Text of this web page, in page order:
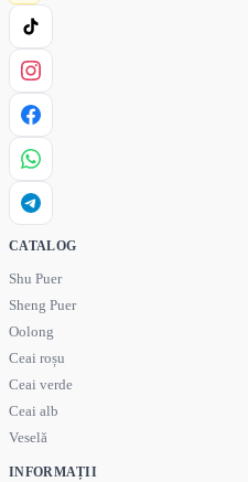
CATALOG
Shu Puer
Sheng Puer
Oolong
Ceai roșu
Ceai verde
Ceai alb
Veselă
INFORMAȚII